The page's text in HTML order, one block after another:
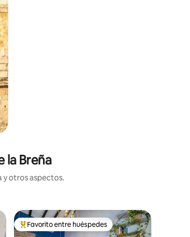
la Breña
y otros aspectos.
Favorito entre huéspedes preferido
Favorito entre huéspedes